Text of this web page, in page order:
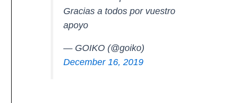
Gracias a todos por vuestro
apoyo
— GOIKO (@goiko)
December 16, 2019